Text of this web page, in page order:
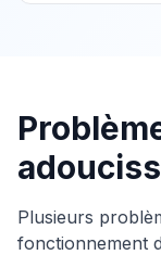
Plusieurs
fonctionnement